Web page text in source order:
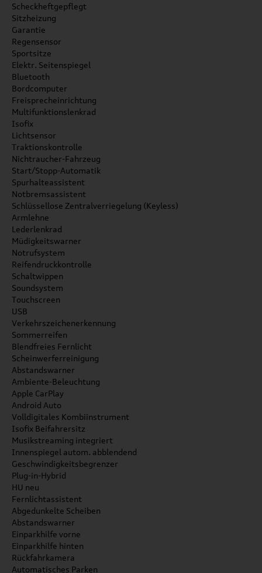
Scheckheftgepflegt
Sitzheizung
Garantie
Regensensor
Sportsitze
Elektr. Seitenspiegel
Bluetooth
Bordcomputer
Freisprecheinrichtung
Multifunktionslenkrad
Isofix
Lichtsensor
Traktionskontrolle
Nichtraucher-Fahrzeug
Start/Stopp-Automatik
Spurhalteassistent
Notbremsassistent
Schlüssellose Zentralverriegelung (Keyless)
Armlehne
Lederlenkrad
Müdigkeitswarner
Notrufsystem
Reifendruckkontrolle
Schaltwippen
Soundsystem
Touchscreen
USB
Verkehrszeichenerkennung
Sommerreifen
Blendfreies Fernlicht
Scheinwerferreinigung
Abstandswarner
Ambiente-Beleuchtung
Apple CarPlay
Android Auto
Volldigitales Kombiinstrument
Isofix Beifahrersitz
Musikstreaming integriert
Innenspiegel autom. abblendend
Geschwindigkeitsbegrenzer
Plug-in-Hybrid
HU neu
Fernlichtassistent
Abgedunkelte Scheiben
Abstandswarner
Einparkhilfe vorne
Einparkhilfe hinten
Rückfahrkamera
Automatisches Parken